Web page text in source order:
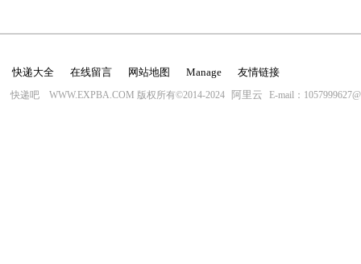
快递大全 在线留言 网站地图 Manage 友情链接
快递吧 WWW.EXPBA.COM 版权所有©2014-2024 阿里云 E-mail：